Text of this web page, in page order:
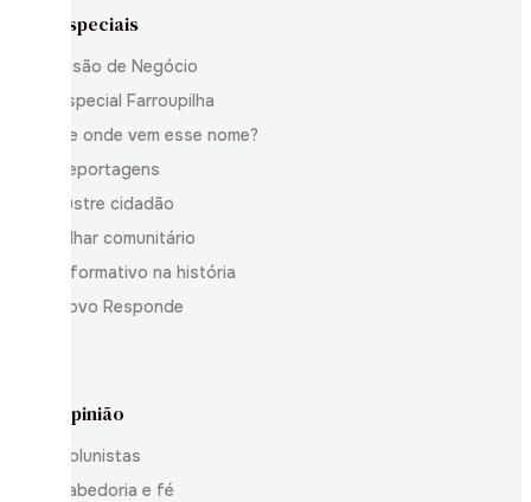
Especiais
Visão de Negócio
Especial Farroupilha
De onde vem esse nome?
Reportagens
Ilustre cidadão
Olhar comunitário
Informativo na história
Povo Responde
Opinião
Colunistas
Sabedoria e fé